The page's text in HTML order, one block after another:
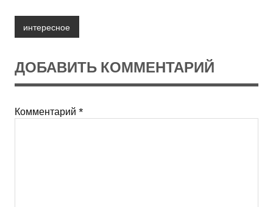
интересное
ДОБАВИТЬ КОММЕНТАРИЙ
Комментарий *